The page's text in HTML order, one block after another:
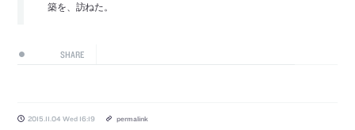
築を、訪ねた。
SHARE
2015.11.04 Wed 16:19 permalink